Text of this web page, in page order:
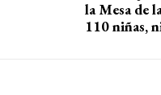
la Mesa de
110 niñas,